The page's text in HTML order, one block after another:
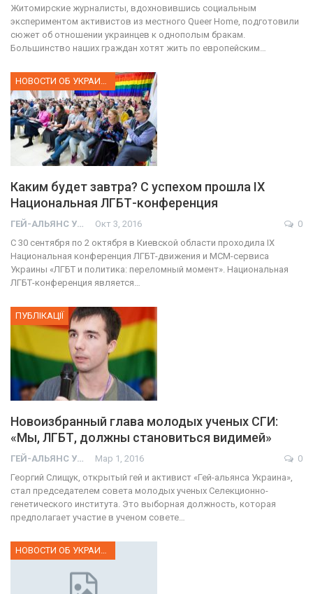
Житомирские журналисты, вдохновившись социальным
экспериментом активистов из местного Queer Home, подготовили
сюжет об отношении украинцев к однополым бракам.
Большинство наших граждан хотят жить по европейским…
Каким будет завтра? C успехом прошла IХ
Национальная ЛГБТ-конференция
ГЕЙ-АЛЬЯНС УКРАИНА Окт 3, 2016
0
С 30 сентября по 2 октября в Киевской области проходила IХ
Национальная конференция ЛГБТ-движения и МСМ-сервиса
Украины «ЛГБТ и политика: переломный момент». Национальная
ЛГБТ-конференция является…
ПУБЛІКАЦІЇ
Новоизбранный глава молодых ученых СГИ:
«Мы, ЛГБТ, должны становиться видимей»
ГЕЙ-АЛЬЯНС УКРАИНА Мар 1, 2016
0
Георгий Слищук, открытый гей и активист «Гей-альянса Украина»,
стал председателем совета молодых ученых Селекционно-
генетического института. Это выборная должность, которая
предполагает участие в ученом совете…
НОВОСТИ ОБ УКРАИНЕ